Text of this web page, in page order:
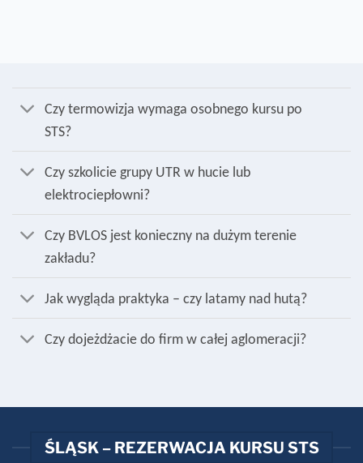
Czy termowizja wymaga osobnego kursu po
STS?
Czy szkolicie grupy UTR w hucie lub
elektrociepłowni?
Czy BVLOS jest konieczny na dużym terenie
zakładu?
Jak wygląda praktyka – czy latamy nad hutą?
Czy dojeżdżacie do firm w całej aglomeracji?
ŚLĄSK – REZERWACJA KURSU STS